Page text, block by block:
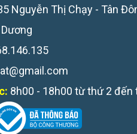
Nguyễn Thị Chạy - Tân
8h00 - 18h00 từ thứ 2 đến